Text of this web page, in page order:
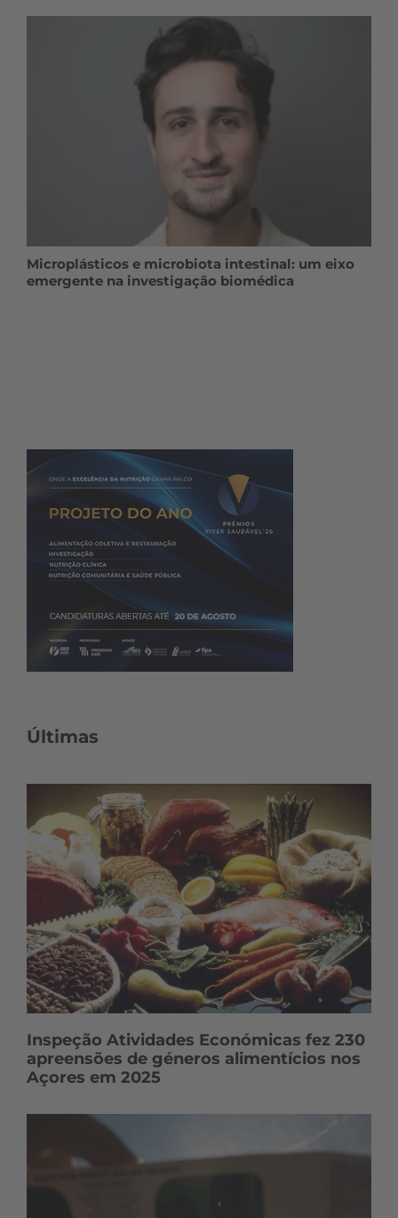
Microplásticos e microbiota intestinal: um eixo
emergente na investigação biomédica
Últimas
Inspeção Atividades Económicas fez 230
apreensões de géneros alimentícios nos
Açores em 2025